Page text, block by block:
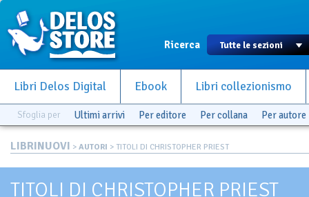
Ricerca
Libri Delos Digital Ebook Libri collezionismo
Sfoglia per Ultimi arrivi Per editore Per collana Per autore
LIBRINUOVI > AUTORI > TITOLI DI CHRISTOPHER PRIEST
TITOLI DI CHRISTOPHER PRIEST